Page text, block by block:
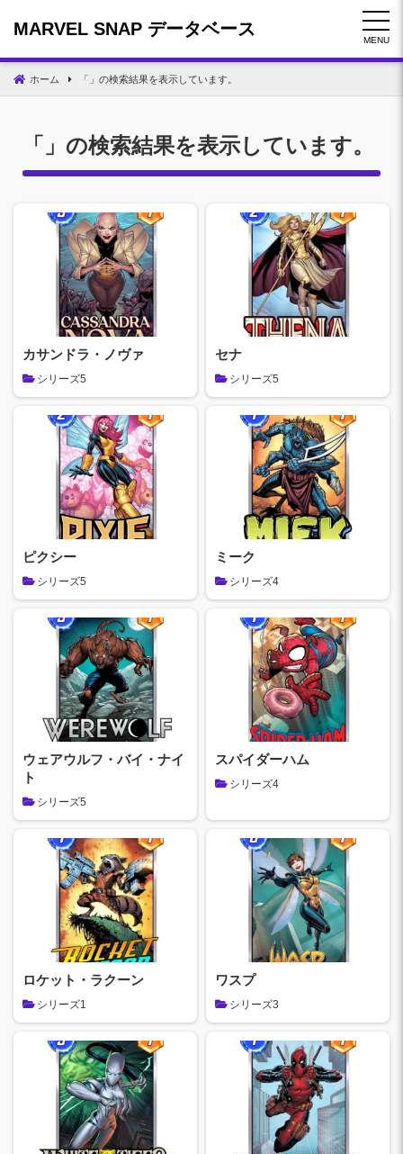
MARVEL SNAP データベース
MENU
ホーム 「」の検索結果を表示しています。
「」の検索結果を表示しています。
カサンドラ・ノヴァ
シリーズ5
セナ
シリーズ5
ピクシー
シリーズ5
ミーク
シリーズ4
ウェアウルフ・バイ・ナイ
ト
シリーズ5
スパイダーハム
シリーズ4
ロケット・ラクーン
シリーズ1
ワスプ
シリーズ3